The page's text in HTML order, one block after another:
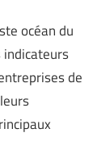
océan du
indicateurs
de